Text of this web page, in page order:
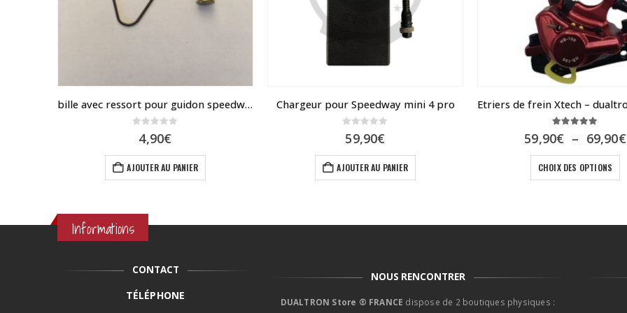
bille avec ressort pour guidon speedway mini 4
4,90€
AJOUTER AU PANIER
Chargeur pour Speedway mini 4 pro
59,90€
AJOUTER AU PANIER
59,90€ – 69,90€
CHOIX DES OPTIONS
Ce produit a
Informations
CONTACT
TÉLÉPHONE
NOUS RENCONTRER
DUALTRON Store ® FRANCE dispose de 2 boutiques physiques :